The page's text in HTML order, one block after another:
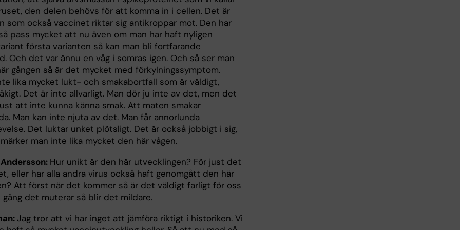
den delen behövs för att komma in i cellen. Det är
som också vaccinet riktar sig antikroppar mot. Den har
pass mycket att nu även om man har haft nyligen
första varianten så kan man bli fortfarande
Och det var ännu en våg i somras igen. Och så ser man
gången så är det mycket med förkylningssymptom.
lika mycket lukt- och smakabortfall som är väldigt,
Det är inte allvarligt. Man dör ju inte av det, men det
att inte kunna känna smak. Att maten smakar
Man kan inte njuta av det. Man får annorlunda
Det luktar unket plötsligt. Det är också jobbigt i sig,
man inte lika mycket den här vågen.
Hur unikt är den här utvecklingen? För just det
eller har alla andra virus också haft genomgått den här
Att först när det kommer så är det väldigt farligt för oss
gång det muterar så blir det mildare.
Jag tror att vi har inget att jämföra riktigt i historiken. Vi